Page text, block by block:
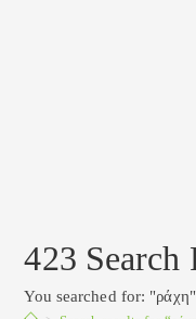
423 Search
You searched for: "ράχη"